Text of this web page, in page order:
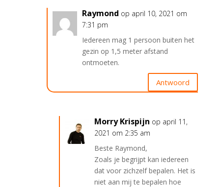
Raymond op april 10, 2021 om
7:31 pm
Iedereen mag 1 persoon buiten het
gezin op 1,5 meter afstand
ontmoeten.
Antwoord
Morry Krispijn op april 11,
2021 om 2:35 am
Beste Raymond,
Zoals je begrijpt kan iedereen
dat voor zichzelf bepalen. Het is
niet aan mij te bepalen hoe